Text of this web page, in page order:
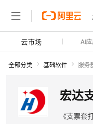
云市场 AI
全部分类 基础软件 服务
宏达
《支票套